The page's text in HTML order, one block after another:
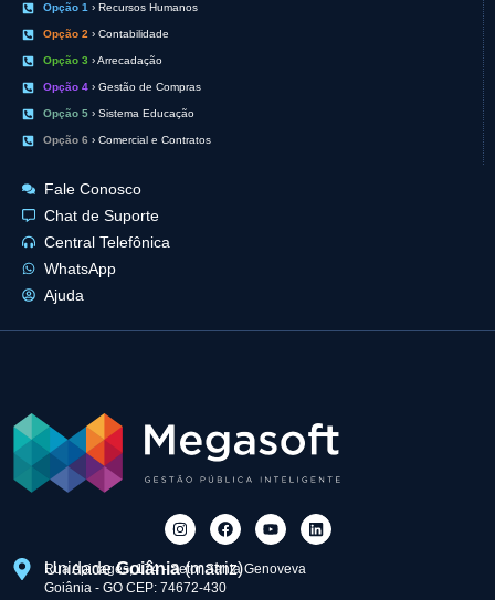
Opção 1› Recursos Humanos
Opção 2› Contabilidade
Opção 3 › Arrecadação
Opção 4› Gestão de Compras
Opção 5› Sistema Educação
Opção 6 › Comercial e Contratos
Fale Conosco
Chat de Suporte
Central Telefônica
WhatsApp
Ajuda
UnidadeGoiânia(matriz)
Rua Apinagés, 174 - Setor Santa Genoveva
Goiânia - GO CEP: 74672-430